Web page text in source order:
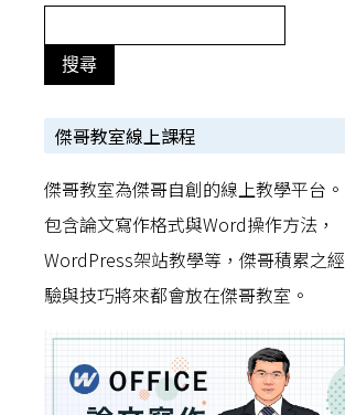
傑哥教室線上課程
傑哥教室為傑哥自創的線上教學平台。
包含論文寫作格式與Word操作方法，
WordPress架站教學等，傑哥積累之經
驗與技巧將來都會放在傑哥教室。